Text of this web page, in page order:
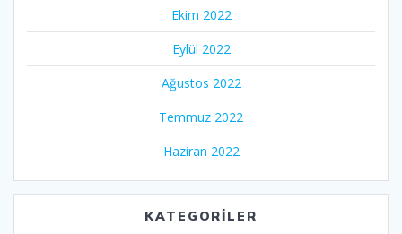
Ekim 2022
Eylül 2022
Ağustos 2022
Temmuz 2022
Haziran 2022
KATEGORILER